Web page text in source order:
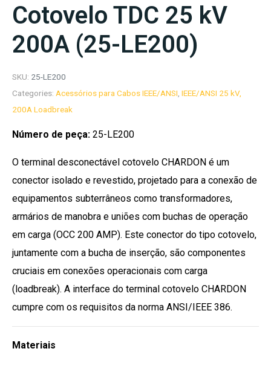
Cotovelo TDC 25 kV
200A (25-LE200)
SKU: 25-LE200
Categories: Acessórios para Cabos IEEE/ANSI IEEE/ANSI 25 kV,
200A Loadbreak
Número de peça: 25-LE200
O terminal desconectável cotovelo CHARDON é um
conector isolado e revestido, projetado para a conexão de
equipamentos subterrâneos como transformadores,
armários de manobra e uniões com buchas de operação
em carga (OCC 200 AMP). Este conector do tipo cotovelo,
juntamente com a bucha de inserção, são componentes
cruciais em conexões operacionais com carga
(loadbreak). A interface do terminal cotovelo CHARDON
cumpre com os requisitos da norma ANSI/IEEE 386.
Materiais